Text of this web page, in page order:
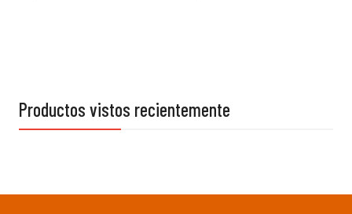
Productos vistos recientemente